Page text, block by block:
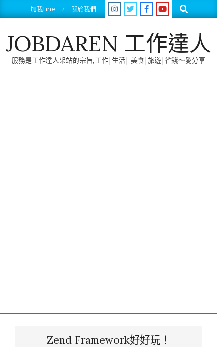
to
加我Line 關於我們 Search
JOBDAREN 工作達人
服務是工作達人架站的宗旨,工作|生活| 美食|旅遊|省錢～愛分享
Zend Framework好好玩！